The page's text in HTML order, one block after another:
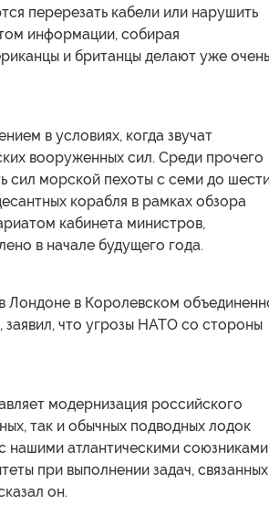
перерезать кабели или нарушить
информации, собирая
и британцы делают уже очень
в условиях, когда звучат
вооруженных сил. Среди прочего
сил морской пехоты с семи до
корабля в рамках обзора
кабинета министров,
в начале будущего года.
Лондоне в Королевском
что угрозы НАТО со стороны
модернизация российского
так и обычных подводных лодок
нашими атлантическими союзниками
при выполнении задач, связанных
он.